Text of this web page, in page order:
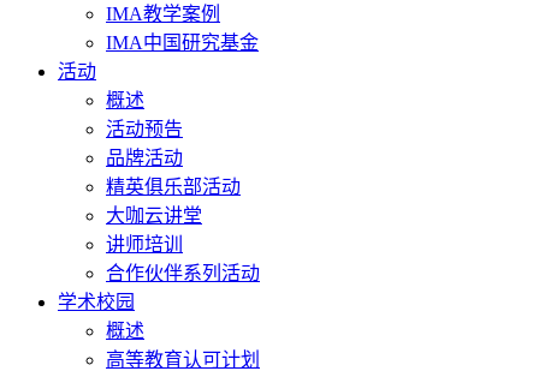
IMA教学案例
IMA中国研究基金
活动
概述
活动预告
品牌活动
精英俱乐部活动
大咖云讲堂
讲师培训
合作伙伴系列活动
学术校园
概述
高等教育认可计划